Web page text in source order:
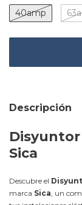
40amp
Descripción
Sica
Descubre el
marca Sica, un